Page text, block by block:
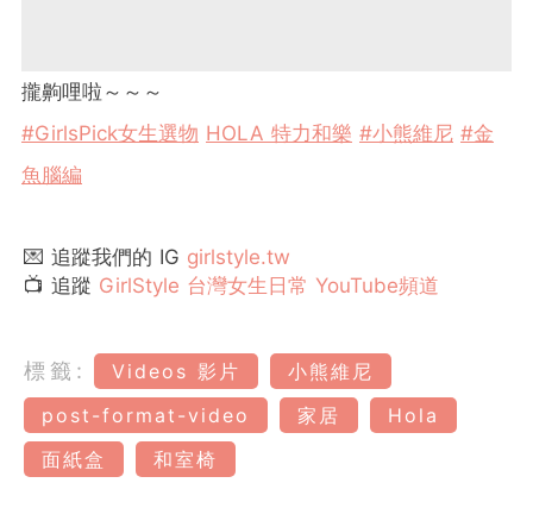
攏齁哩啦～～～
#GirlsPick女生選物 HOLA 特力和樂 #小熊維尼 #金
魚腦編
💌 追蹤我們的 IG girlstyle.tw
📺 追蹤 GirlStyle 台灣女生日常 YouTube頻道
標籤: Videos 影片
小熊維尼
post-format-video
家居
Hola
面紙盒
和室椅